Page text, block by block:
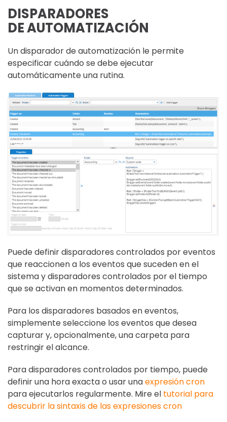
DISPARADORES
DE AUTOMATIZACIÓN
Un disparador de automatización le permite
especificar cuándo se debe ejecutar
automáticamente una rutina.
Puede definir disparadores controlados por eventos
que reaccionen a los eventos que suceden en el
sistema y disparadores controlados por el tiempo
que se activan en momentos determinados.
Para los disparadores basados en eventos,
simplemente seleccione los eventos que desea
capturar y, opcionalmente, una carpeta para
restringir el alcance.
Para disparadores controlados por tiempo, puede
definir una hora exacta o usar unaexpresión cron
para ejecutarlos regularmente. Mire el tutorial para
descubrir la sintaxis de las expresiones cron